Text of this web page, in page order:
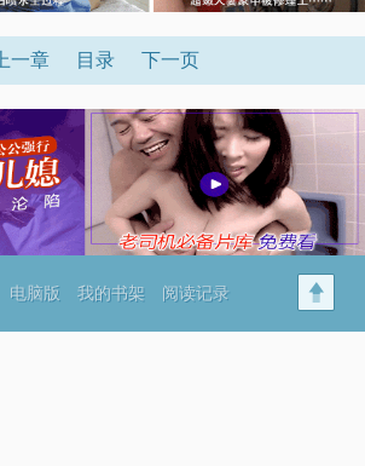
上一章 目录 下一页
电脑版 我的书架 阅读记录